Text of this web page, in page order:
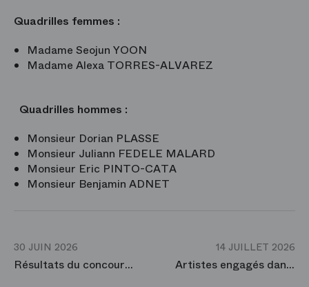
30 JUIN 2026
Résultats du concours de recrutement interne du Ballet de l'Opéra 2026
14 JUILLET 2026
Artistes engagés dans la promotion 2026 du Junior Ballet de l'Opéra de Paris
Quadrilles femmes :
Madame Seojun YOON
Madame Alexa TORRES-ALVAREZ
Quadrilles hommes :
Monsieur Dorian PLASSE
Monsieur Juliann FEDELE MALARD
Monsieur Eric PINTO-CATA
Monsieur Benjamin ADNET